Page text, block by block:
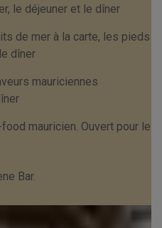
le déjeuner et le dîner
de mer à la carte, les pieds
dîner
mauriciennes
mauricien. Ouvert pour le
Bar.